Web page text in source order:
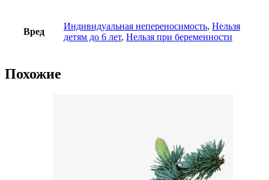
Вред
Индивидуальная непереносимость, Нельзя
детям до 6 лет, Нельзя при беременности
Похожие